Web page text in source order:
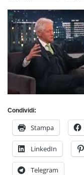
Condividi:
Stampa
LinkedIn
Telegram